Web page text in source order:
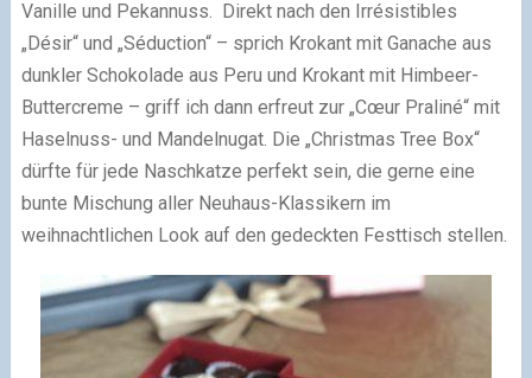
Vanille und Pekannuss. Direkt nach den Irrésistibles
„Désir“ und „Séduction“ – sprich Krokant mit Ganache aus
dunkler Schokolade aus Peru und Krokant mit Himbeer-
Buttercreme – griff ich dann erfreut zur „Cœur Praliné“ mit
Haselnuss- und Mandelnugat. Die „Christmas Tree Box“
dürfte für jede Naschkatze perfekt sein, die gerne eine
bunte Mischung aller Neuhaus-Klassikern im
weihnachtlichen Look auf den gedeckten Festtisch stellen.